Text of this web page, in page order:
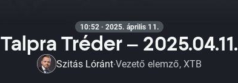
10:52 · 2025. április 11.
Talpra Tréder – 2025.04.11.
Szitás Lóránt·Vezető elemző, XTB